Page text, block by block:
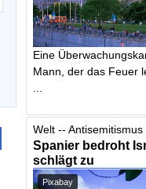
Eine
Mann, der das Feuer
...
Welt -- Antisemitismus
Spanier bedroht
schlägt zu
Pixabay